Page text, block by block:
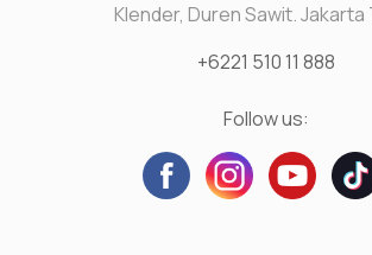
Klender, Duren Sawit. Jakarta
+6221 510 11 888
Follow us: